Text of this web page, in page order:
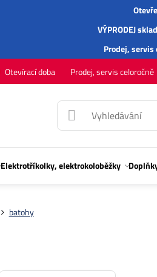
VÝPRODEJ
Prodej,servis
Otevírací doba Prodej, servis celoročně
Elektrotříkolky, elektrokoloběžky
batohy